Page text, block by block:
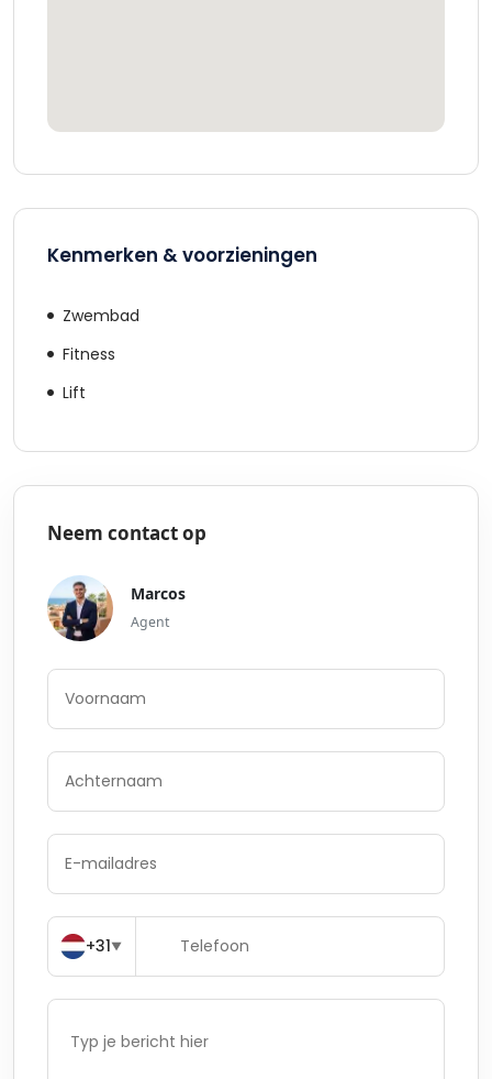
Kenmerken & voorzieningen
Zwembad
Fitness
Lift
Neem contact op
Marcos
Agent
+31▼